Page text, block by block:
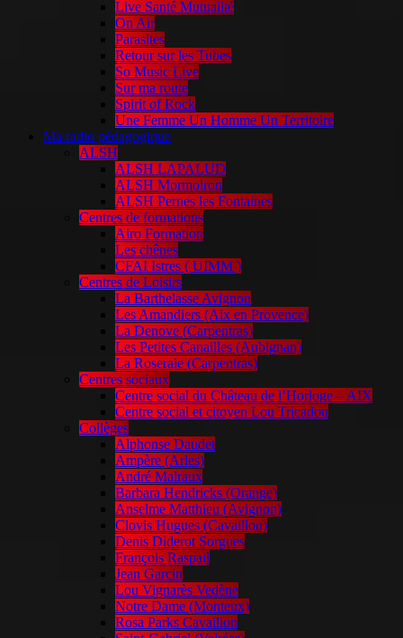
Live Santé Mutualité
On Air
Parasites
Retour sur les Tubes
So Music Live
Sur ma route
Spirit of Rock
Une Femme Un Homme Un Territoire
Ma radio pédagogique
ALSH
ALSH LAPALUD
ALSH Mormoiron
ALSH Pernes les Fontaines
Centres de formations
Airo Formation
Les chênes
CFAI Istres ( UIMM )
Centres de Loisirs
La Barthelasse Avignon
Les Amandiers (Aix en Provence)
La Denove (Carpentras)
Les Petites Canailles (Aubignan)
La Roseraie (Carpentras)
Centres sociaux
Centre social du Château de l’Horloge – AIX
Centre social et citoyen Lou Tricadou
Collèges
Alphonse Daudet
Ampère (Arles)
André Malraux
Barbara Hendricks (Orange)
Anselme Matthieu (Avignon)
Clovis Hugues (Cavaillon)
Denis Diderot Sorgues
François Raspail
Jean Garcin
Lou Vignarès Vedène
Notre Dame (Monteux)
Rosa Parks Cavaillon